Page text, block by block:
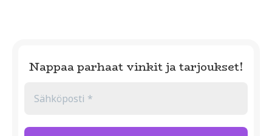
Nappaa parhaat vinkit ja tarjoukset!